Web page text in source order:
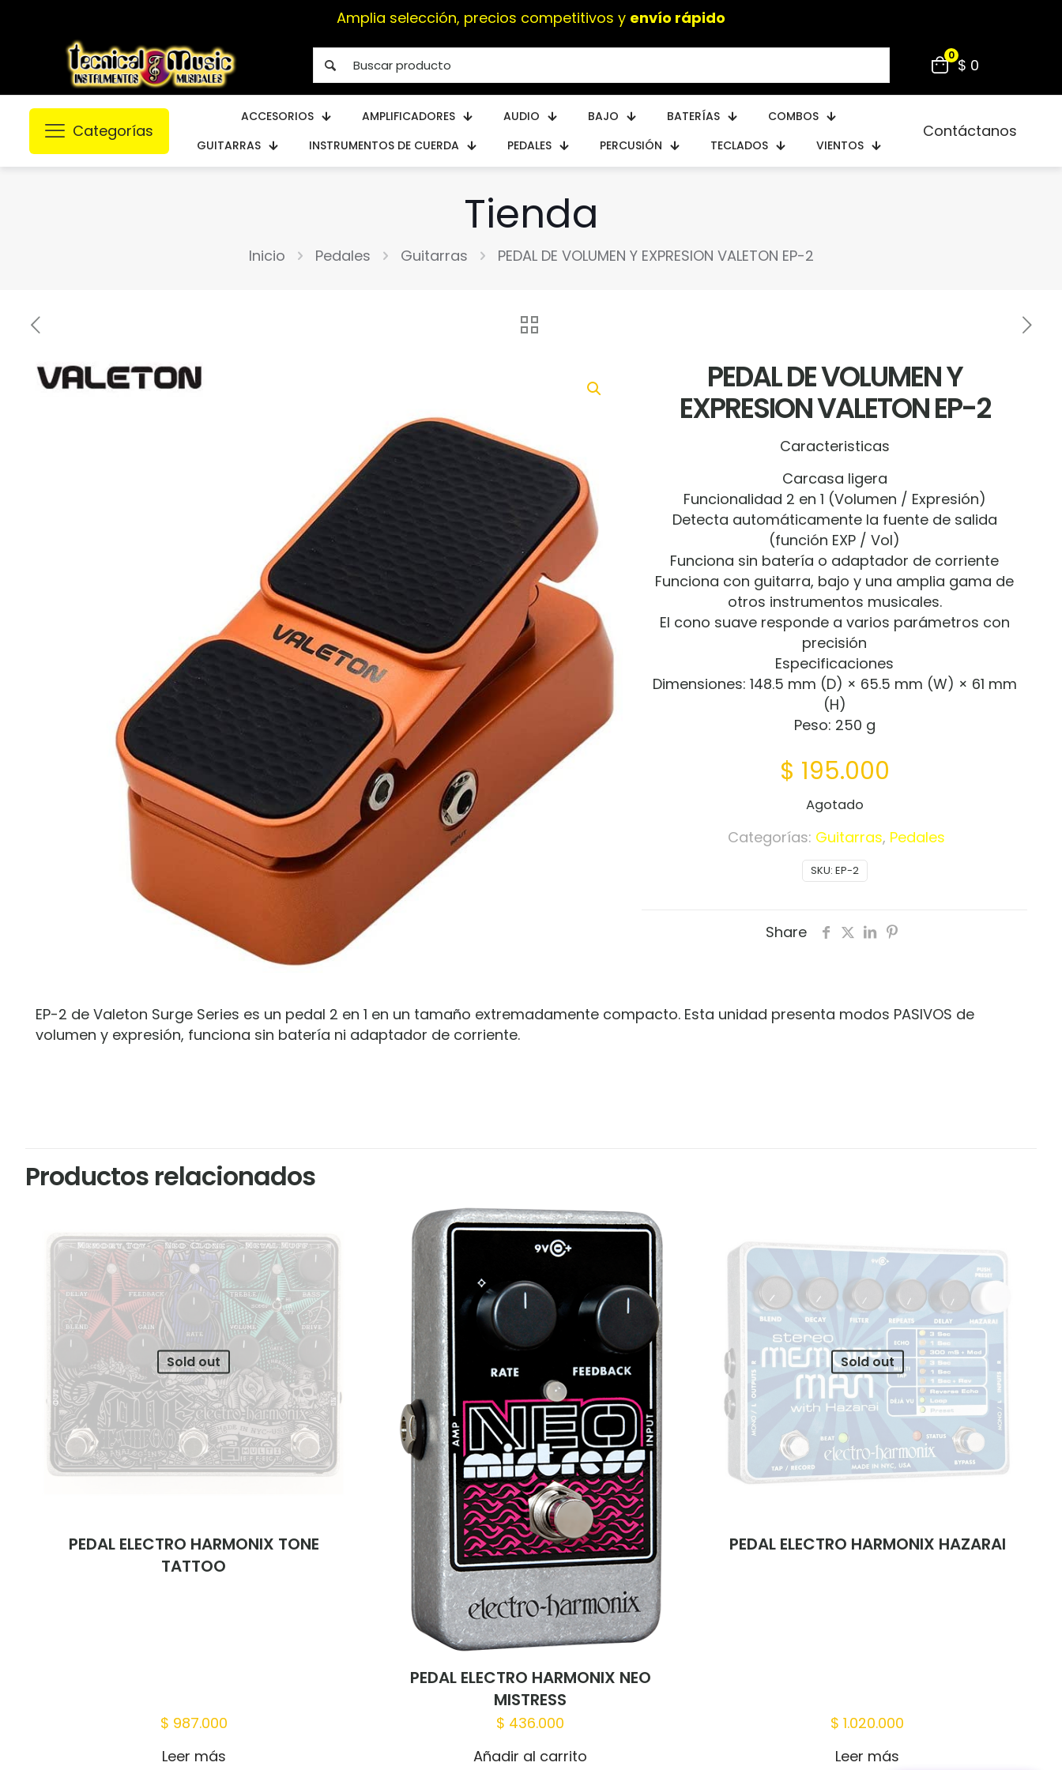
Amplia selección, precios competitivos y envío rápido
0 $ 0
Categorías
ACCESORIOS AMPLIFICADORES AUDIO BAJO BATERÍAS
COMBOS
GUITARRAS
INSTRUMENTOS DE CUERDA PEDALES PERCUSIÓN TECLADOS VIENTOS
Contáctanos
Tienda
Inicio Pedales Guitarras PEDAL DE VOLUMEN Y EXPRESION VALETON EP-2
PEDAL DE VOLUMEN Y
EXPRESION VALETON EP-2
Caracteristicas
Carcasa ligera
Funcionalidad 2 en 1 (Volumen / Expresión)
Detecta automáticamente la fuente de salida
(función EXP / Vol)
Funciona sin batería o adaptador de corriente
Funciona con guitarra, bajo y una amplia gama de
otros instrumentos musicales.
El cono suave responde a varios parámetros con
precisión
Especificaciones
Dimensiones: 148.5 mm (D) × 65.5 mm (W) × 61 mm
(H)
Peso: 250 g
$ 195.000
Agotado
SKU: EP-2
Categorías: Guitarras, Pedales
Share
EP-2 de Valeton Surge Series es un pedal 2 en 1 en un tamaño extremadamente compacto. Esta unidad presenta modos PASIVOS de
volumen y expresión, funciona sin batería ni adaptador de corriente.
Productos relacionados
Sold out
PEDAL ELECTRO HARMONIX TONE
TATTOO
$ 987.000
Leer más
PEDAL ELECTRO HARMONIX NEO
MISTRESS
$ 436.000
Añadir al carrito
Sold out
PEDAL ELECTRO HARMONIX HAZARAI
$ 1.020.000
Leer más